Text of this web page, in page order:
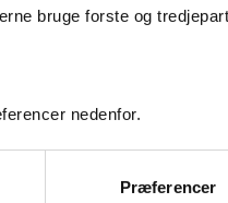
bruge forste og
nedenfor.
Præferencer
over betalingsdatoer.